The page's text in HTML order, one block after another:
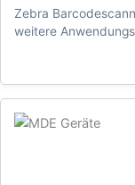
Zebra
weitere